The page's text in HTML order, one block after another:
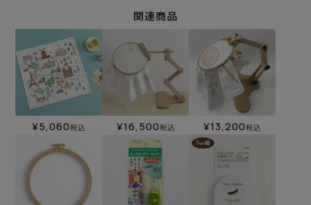
関連商品
¥5,060税込 ¥16,500税込 ¥13,200税込